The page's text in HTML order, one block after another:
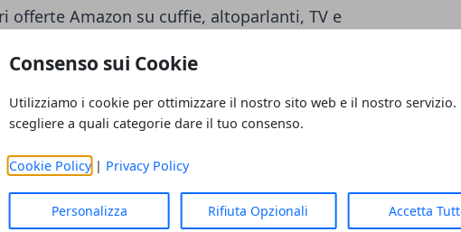
Consenso sui Cookie
Utilizziamo i cookie per ottimizzare il nostro sito web e il nostro servizio.
scegliere a quali categorie dare il tuo consenso.
Cookie Policy| Privacy Policy
Personalizza Rifiuta Opzionali Accetta
offerte Amazon su cuffie, altoparlanti, TV e